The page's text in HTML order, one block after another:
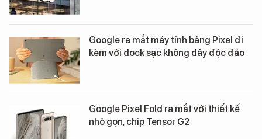
Google ra mắt máy tính bảng Pixel đi
kèm với dock sạc không dây độc đáo
Google Pixel Fold ra mắt với thiết kế
nhỏ gọn, chip Tensor G2